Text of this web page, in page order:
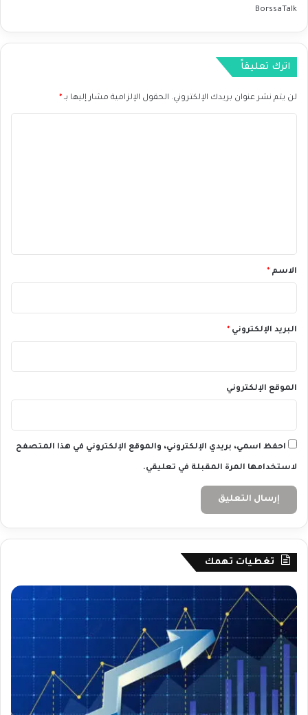
BorssaTalk
اترك تعليقاً
لن يتم نشر عنوان بريدك الإلكتروني. الحقول الإلزامية مشار إليها بـ *
*الاسم *
البريد الإلكتروني *
الموقع الإلكتروني
احفظ اسمي، بريدي الإلكتروني، والموقع الإلكتروني في هذا المتصفح
لاستخدامها المرة المقبلة في تعليقي.
تغطيات تهمك